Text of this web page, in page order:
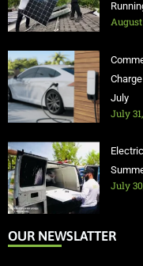
August
July
July
July
OUR NEWSLATTER